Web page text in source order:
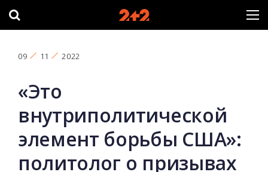
09 11 2022
«Это
внутриполитической
элемент борьбы США»:
политолог о призывах